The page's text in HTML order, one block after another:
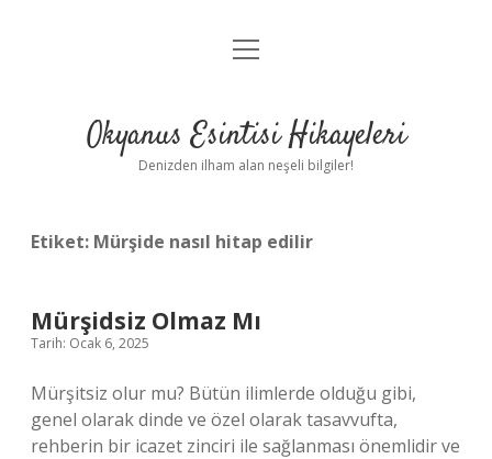
Anasayfa
Yasal Uyarı
menüyü
Okyanus Esintisi Hikayeleri
Denizden ilham alan neşeli bilgiler!
Etiket: Mürşide nasıl hitap edilir
Mürşidsiz Olmaz Mı
Tarih: Ocak 6, 2025
Mürşitsiz olur mu? Bütün ilimlerde olduğu gibi,
genel olarak dinde ve özel olarak tasavvufta,
rehberin bir icazet zinciri ile sağlanması önemlidir ve